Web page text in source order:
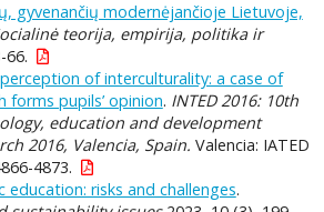
gyvenančių modernėjančioje Lietuvoje,
teorija, empirija, politika ir
66.
of interculturality: a case of
forms pupils’ opinion. INTED 2016: 10th
education and development
2016, Valencia, Spain. Valencia: IATED
4873.
education: risks and challenges.